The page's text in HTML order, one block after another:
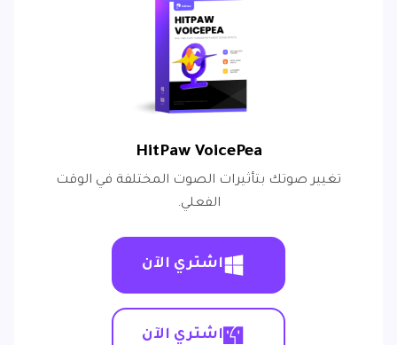
HitPaw VoicePea
تغيير صوتك بتأثيرات الصوت المختلفة في الوقت
الفعلي.
اشتري الآن
اشتري الآن